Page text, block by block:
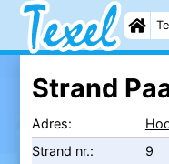
Strand
Adres:
Strand nr.:
9